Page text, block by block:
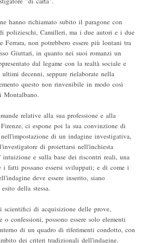
hanno richiamato subito il paragone con
polizieschi, Camilleri, ma i due autori e i due
Ferrara, non potrebbero essere più lontani tra
Giuttari, in quanto nei suoi romanzi un
dal legame con la realtà sociale e
decenni, seppure rielaborate nella
questo non rinvenibile in modo così
Montalbano.
relative alla sua professione e alla
ci espone poi la sua convinzione di
di un indagine investigativa,
di proiettarsi nell'inchiesta
intuizione e sulla base dei riscontri reali, una
i fatti possano essersi sviluppati; e di come i
deve essere inserito, siano
della stessa.
scientifici di acquisizione delle prove,
confessioni, possono essere solo elementi
di un quadro di riferimenti condotto, con
dei criteri tradizionali dell'indagine.